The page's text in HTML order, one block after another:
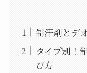
制汗剤とデ
タイプ別！
び方